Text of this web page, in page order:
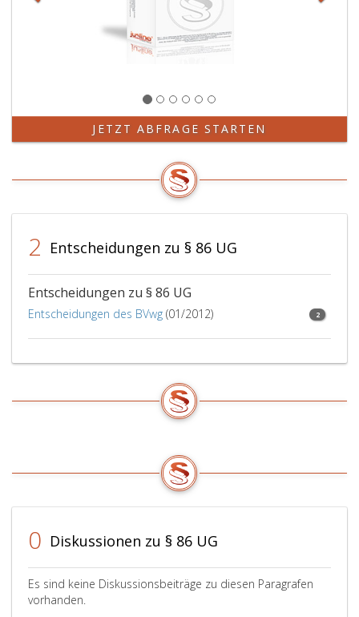
JETZT ABFRAGE STARTEN
2 Entscheidungen zu § 86 UG
Entscheidungen zu § 86 UG
Entscheidungen des BVwg (01/2012) 2
0 Diskussionen zu § 86 UG
Es sind keine Diskussionsbeiträge zu diesen Paragrafen
vorhanden.